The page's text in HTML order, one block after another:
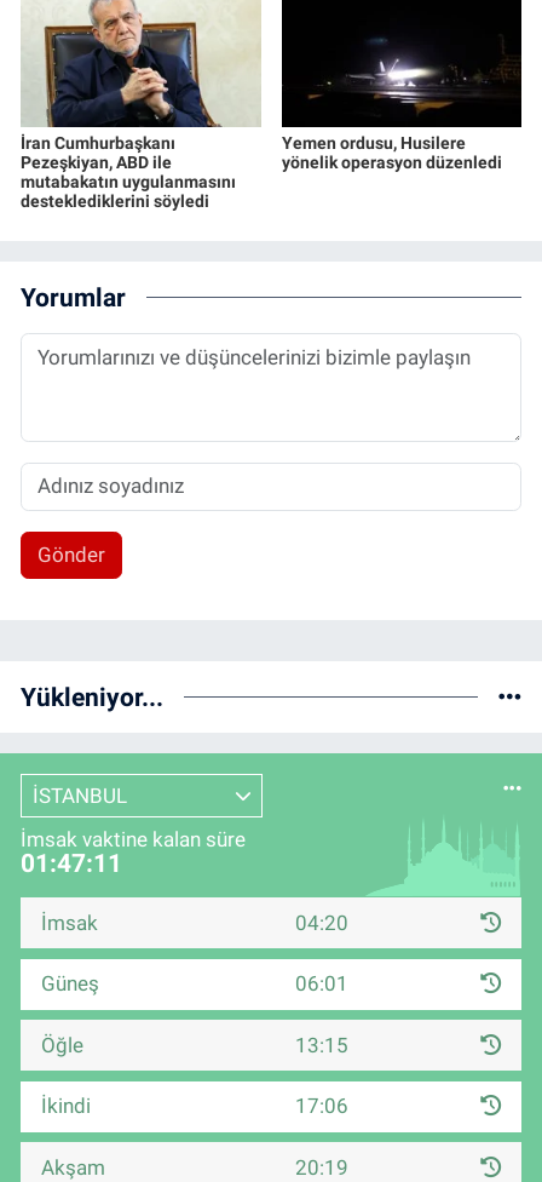
İran Cumhurbaşkanı
Pezeşkiyan, ABD ile
mutabakatın uygulanmasını
desteklediklerini söyledi
Yemen ordusu, Husilere
yönelik operasyon düzenledi
Yorumlar
Gönder
Yükleniyor...
İSTANBUL
İmsak vaktine kalan süre
01:47:10
İmsak 04:20
Güneş 06:01
Öğle 13:15
İkindi 17:06
Akşam 20:19